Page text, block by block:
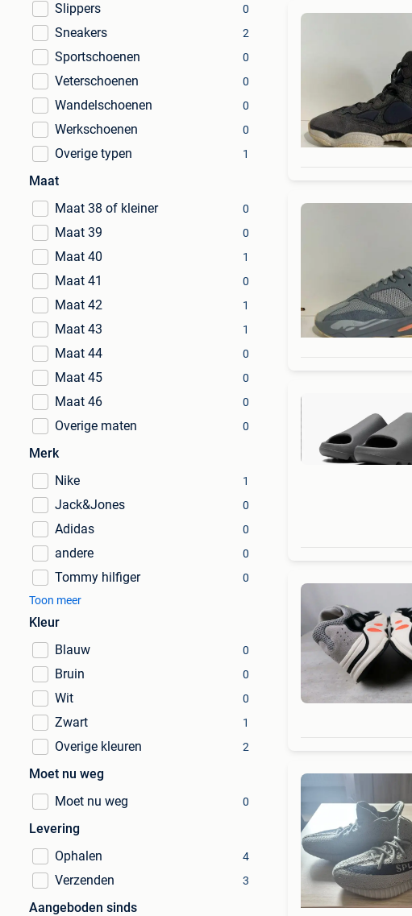
Slippers 0
Sneakers 2
Sportschoenen 0
Veterschoenen 0
Wandelschoenen 0
Werkschoenen 0
Overige typen 1
Maat
Maat 38 of kleiner
0
Maat 39 0
Maat 40 1
Maat 41 0
Maat 42 1
Maat 43 1
Maat 44 0
Maat 45 0
Maat 46 0
Overige maten 0
Merk
Nike
1
Jack&Jones 0
Adidas 0
andere 0
Tommy hilfiger
0
Toon meer
Kleur
Blauw
0
Bruin 0
Wit 0
Zwart 1
Overige kleuren 2
Moet nu weg
Moet nu weg
0
Levering
Ophalen
4
Verzenden 3
Aangeboden sinds